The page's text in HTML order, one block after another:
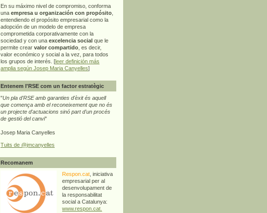
En su máximo nivel de compromiso, conforma
una empresa u organización con propósito
entendiendo el propósito empresarial como la
adopción de un modelo de empresa
comprometida corporativamente con la
sociedad y con una excelencia social que le
permite crear valor compartido , es decir,
valor económico y social a la vez, para todos
los grupos de interés. [leer definición más
amplia según Josep Maria Canyelles]
Entenem l'RSE com un factor estratègic
"Un pla d'RSE amb garanties d'èxit és aquell
que comença amb el reconeixement que no és
un projecte d'actuacions sinó part d'un procés
de gestió del canvi"
Josep Maria Canyelles
Tuits de @jmcanyelles
Recomanem
Respon.cat , iniciativa
empresarial per al
desenvolupament de
la responsabilitat
social a Catalunya:
www.respon.cat.